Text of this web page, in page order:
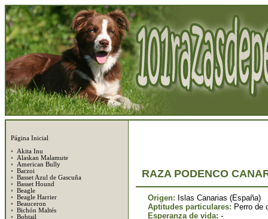
Página Inicial
•
Akita Inu
•
Alaskan Malamute
•
American Bully
• Barzoi
• Basset Azul de Gascuña
• Basset Hound
• Beagle
• Beagle Harrier
• Beauceron
• Bichón Maltés
• Bobtail
RAZA PODENCO
Origen: Islas Canarias (España)
Aptitudes particulares: Perro de
Esperanza de vida: -